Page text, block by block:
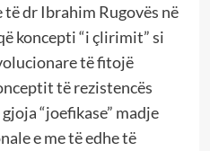
dr Ibrahim Rugovës në
koncepti “i çlirimit” si
të fitojë
të rezistencës
“joefikase” madje
e me të edhe të